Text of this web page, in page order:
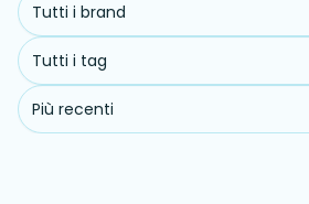
Tutti i brand
Tutti i tag
Più recenti